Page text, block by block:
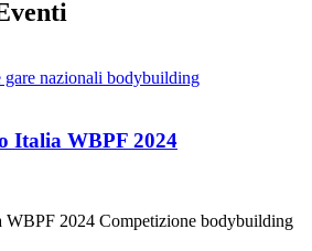
Italia WBPF 2024
WBPF 2024 Competizione bodybuilding